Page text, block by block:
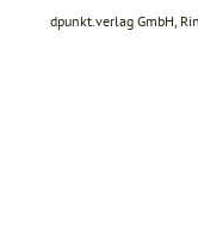
dpunkt.verlag GmbH,